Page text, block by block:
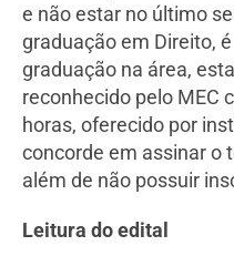
e não estar no último
graduação em Direito,
graduação na área,
reconhecido pelo MEC
horas, oferecido por
concorde em assinar o
além de não possuir
Leitura do edital